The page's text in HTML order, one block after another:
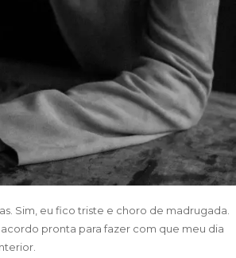
Sim, eu fico triste e choro de madrugada.
pronta para fazer com que meu dia